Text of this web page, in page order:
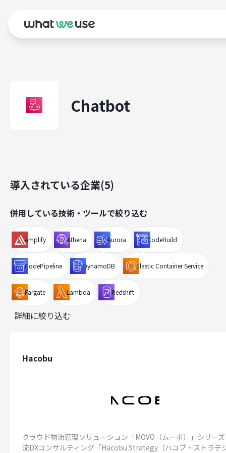
Chatbot
導入されている企業(5)
併用している技術・ツールで絞り込む
Amplify Athena Aurora CodeBuild
CodePipeline DynamoDB Elastic Container Service
Fargate Lambda Redshift
詳細に絞り込む
Hacobu
クラウド物流管理ソリューション「MOVO（ムーボ）」シリー
流DXコンサルティング「Hacobu Strategy（ハコブ・ストラテ